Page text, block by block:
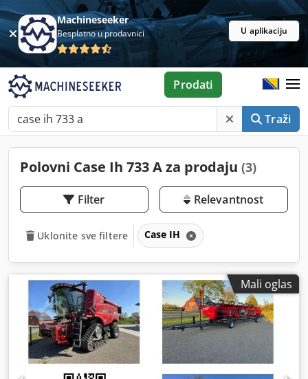
Machineseeker
Besplatno u prodavnici U aplikaciju
Traži
Prodati
Polovni Case Ih 733 A za prodaju (3)
Filter Relevantnost
Uklonite sve filtere Case IH
Mali oglas